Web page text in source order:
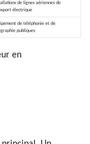
de lignes aériennes de
électrique
de téléphonie et de
publiques
en